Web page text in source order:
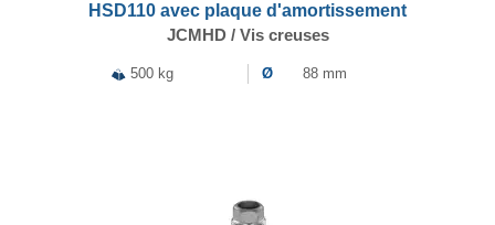
HSD110 avec plaque d'amortissement
JCMHD / Vis creuses
500 kg Ø 88 mm